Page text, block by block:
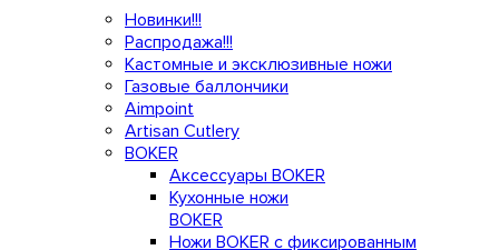
Новинки!!!
Распродажа!!!
Кастомные и эксклюзивные ножи
Газовые баллончики
Aimpoint
Artisan Cutlery
BOKER
Аксессуары BOKER
Кухонные ножи
BOKER
Ножи BOKER с фиксированным